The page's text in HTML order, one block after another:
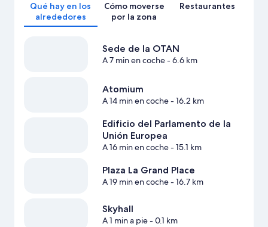
Qué hay en los
alrededores
Cómo moverse
por la zona
Restaurantes
Sede de la OTAN
A 7 min en coche- 6.6 km
Atomium
A 14 min en coche- 16.2 km
Edificio del Parlamento de la
Unión Europea
A 16 min en coche- 15.1 km
Plaza La Grand Place
A 19 min en coche- 16.7 km
Skyhall
A 1 min a pie- 0.1 km